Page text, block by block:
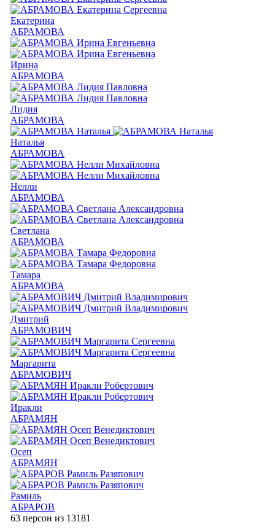
Екатерина
АБРАМОВА
Ирина
АБРАМОВА
Лидия
АБРАМОВА
Наталья
АБРАМОВА
Нелли
АБРАМОВА
Светлана
АБРАМОВА
Тамара
АБРАМОВА
Дмитрий
АБРАМОВИЧ
Маргарита
АБРАМОВИЧ
Иракли
АБРАМЯН
Осеп
АБРАМЯН
Рамиль
АБРАРОВ
63 персон из 13181